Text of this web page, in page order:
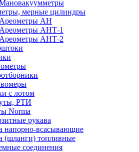
мерные цилиндры
Ареометры АН
Ареометры АНТ-1
Ареометры АНТ-2
с лотом
РТИ
Norma
рукава
напорно-всасывающие
(шланги) топливные
соединения